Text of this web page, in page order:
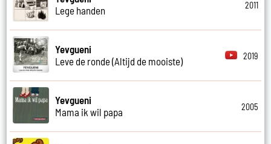
Lege handen
2011
Yevgueni
Leve de ronde (Altijd de mooiste)
2019
Yevgueni
Mama ik wil papa
2005